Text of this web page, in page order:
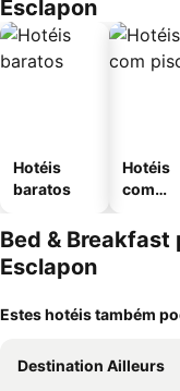
Esclapon
Hotéis
baratos
Hotéis
com
Bed & Breakfast
Esclapon
Estes hotéis também
Destination Ailleurs